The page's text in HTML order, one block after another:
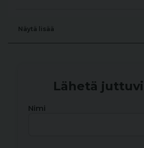
Näytä lisää
Lähetä
Nimi